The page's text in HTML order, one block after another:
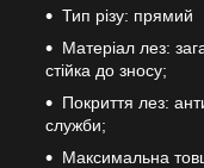
Тип різу: прямий
Матеріал лез:
стійка до зносу;
Покриття лез:
служби;
Максимальна